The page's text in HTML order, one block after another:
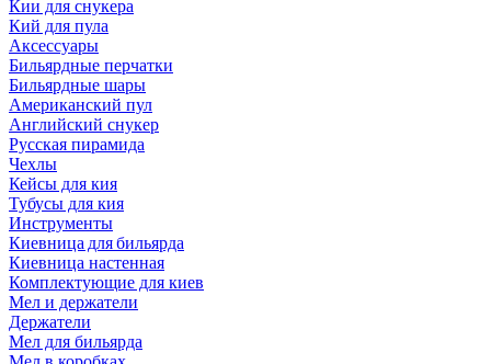
Кии для снукера
Кий для пула
Аксессуары
Бильярдные перчатки
Бильярдные шары
Американский пул
Английский снукер
Русская пирамида
Чехлы
Кейсы для кия
Тубусы для кия
Инструменты
Киевница для бильярда
Киевница настенная
Комплектующие для киев
Мел и держатели
Держатели
Мел для бильярда